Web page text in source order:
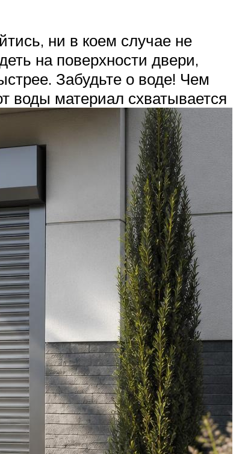
ни в коем случае не
на поверхности двери,
Забудьте о воде! Чем
воды материал схватывается